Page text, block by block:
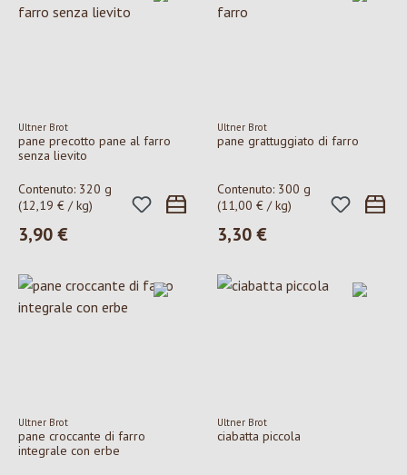
Ultner Brot
pane precotto pane al farro
senza lievito
Contenuto: 320 g
(12,19 € / kg)
Prezzo normale:
3,90 €
Ultner Brot
pane grattuggiato di farro
Contenuto: 300 g
(11,00 € / kg)
Prezzo normale:
3,30 €
Ultner Brot
pane croccante di farro
integrale con erbe
Ultner Brot
ciabatta piccola